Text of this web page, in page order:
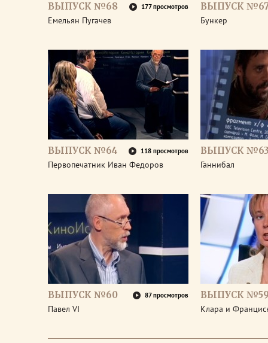
ВЫПУСК №68 177 просмотров
Емельян Пугачев
ВЫПУСК
Бункер
ВЫПУСК №64 118 просмотров
Первопечатник Иван Федоров
ВЫПУСК
Ганнибал
ВЫПУСК №60 87 просмотров
Павел VI
ВЫПУСК
Клара и